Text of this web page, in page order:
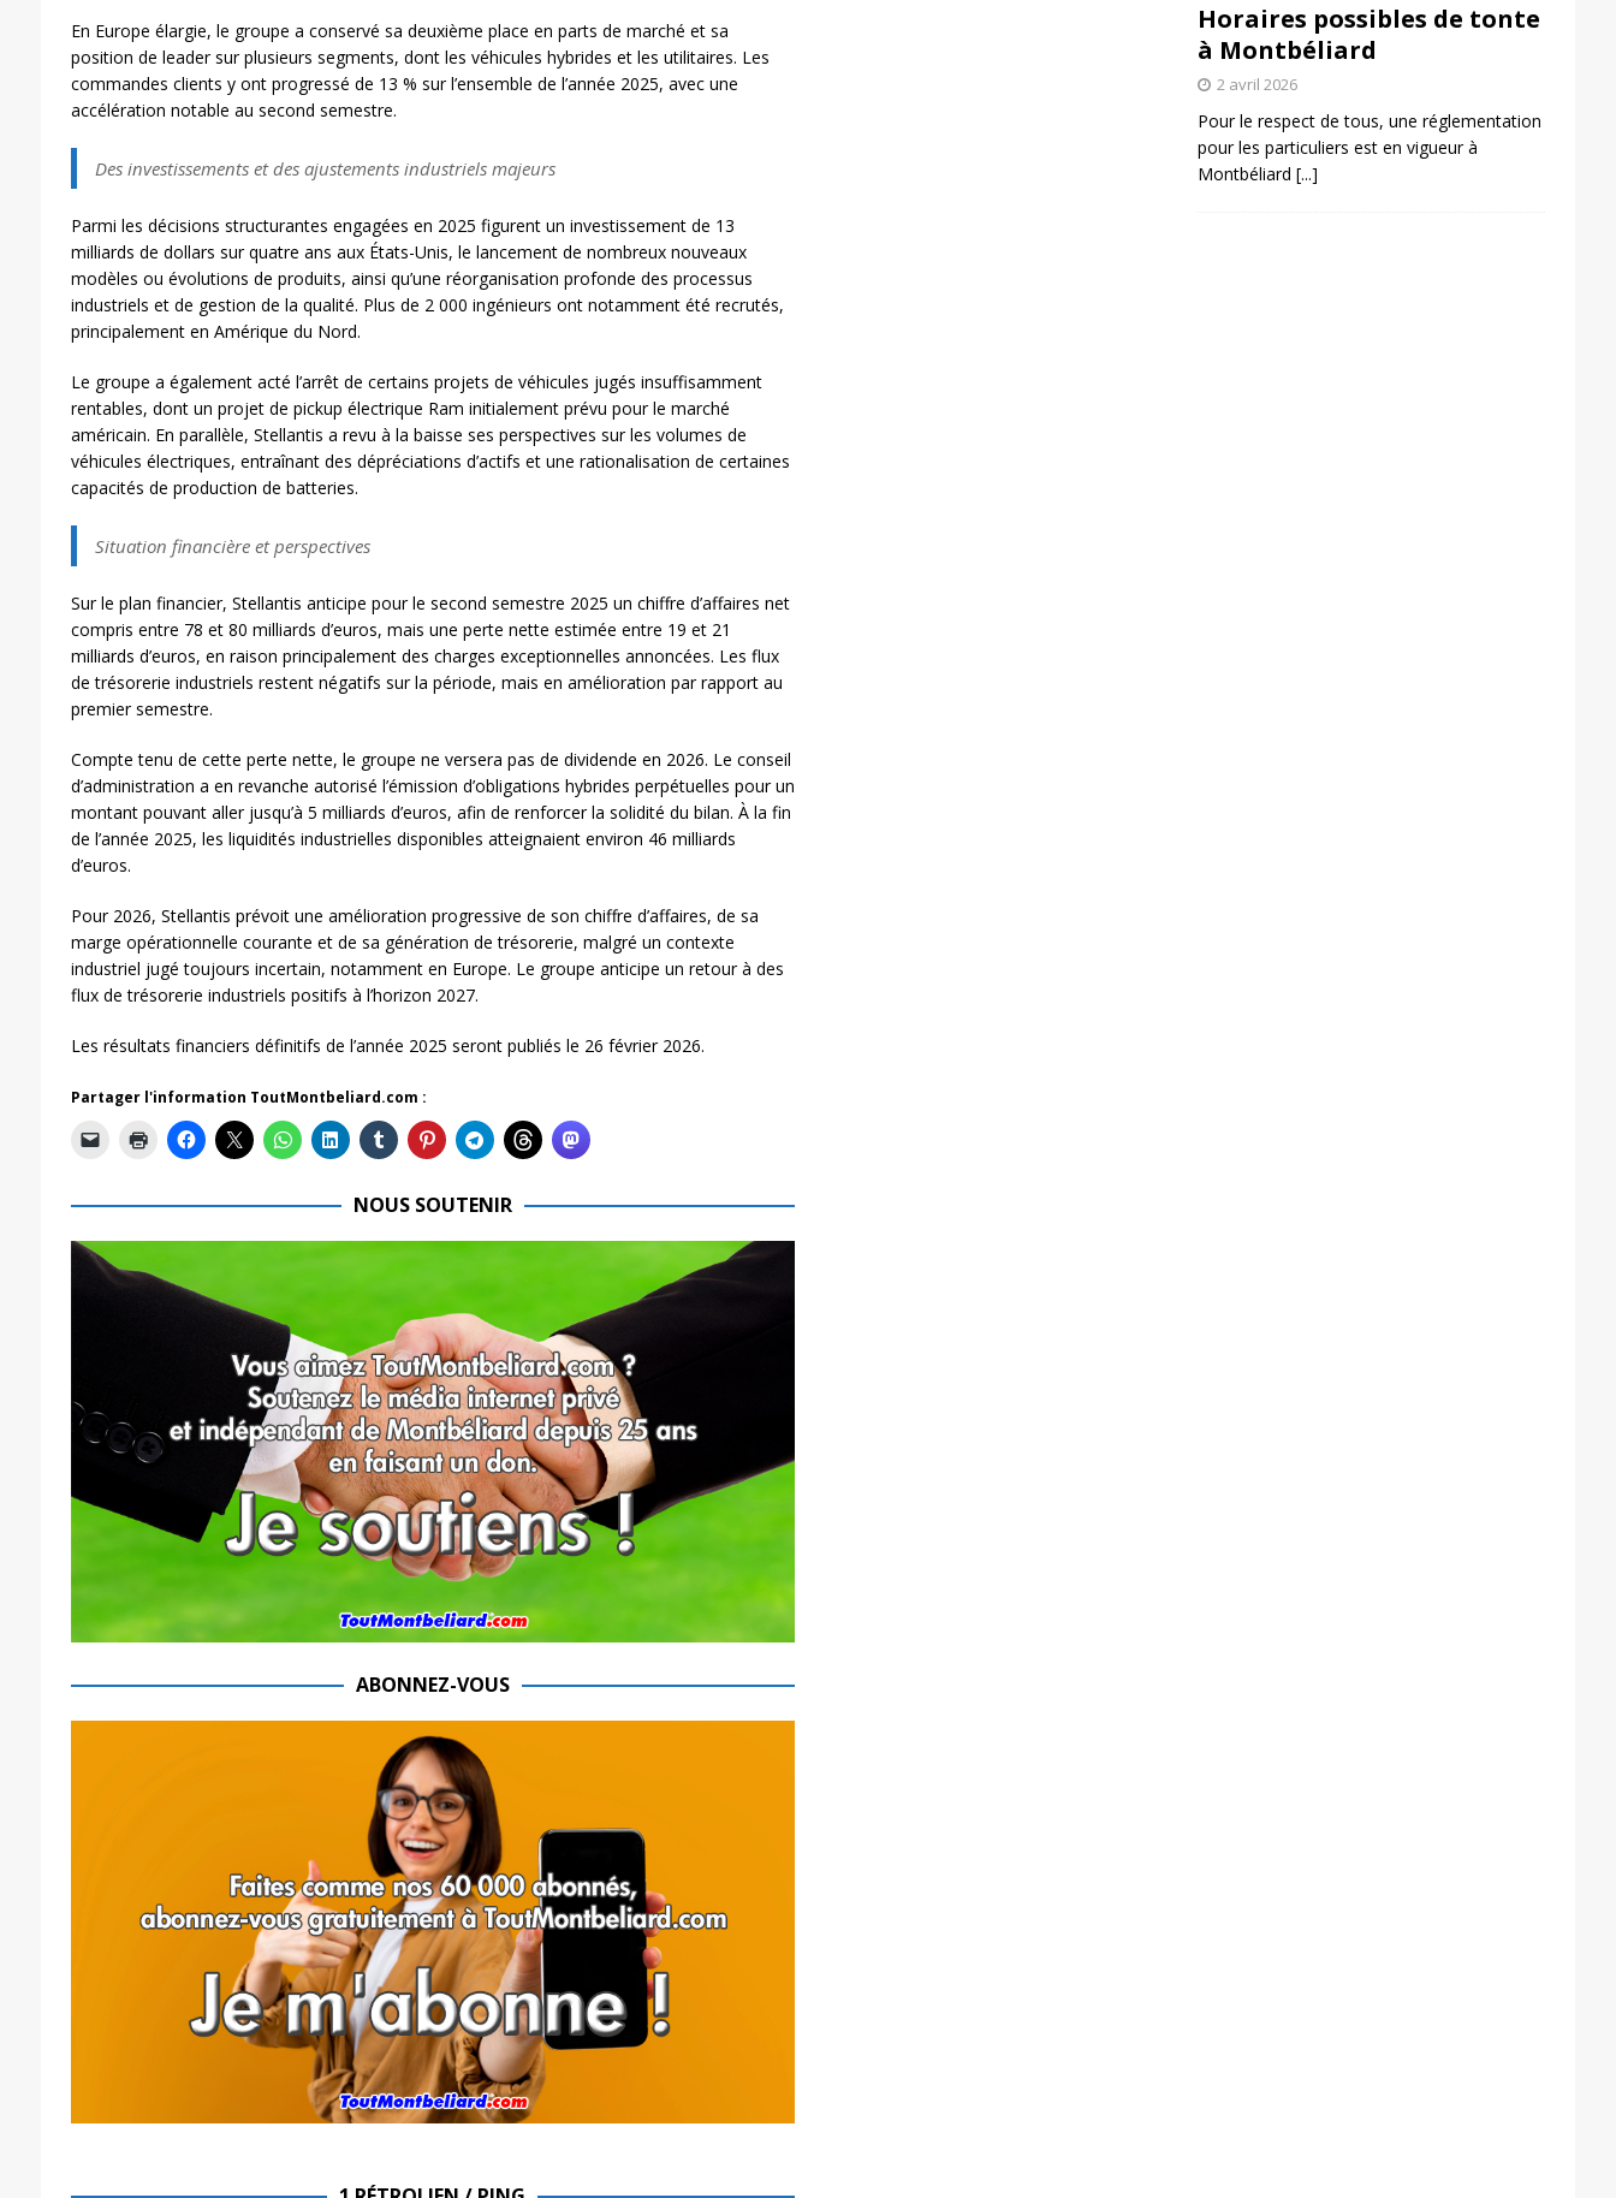
En Europe élargie, le groupe a conservé sa deuxième place en parts de marché et sa
position de leader sur plusieurs segments, dont les véhicules hybrides et les utilitaires. Les
commandes clients y ont progressé de 13 % sur l’ensemble de l’année 2025, avec une
accélération notable au second semestre.
Des investissements et des ajustements industriels majeurs
Parmi les décisions structurantes engagées en 2025 figurent un investissement de 13
milliards de dollars sur quatre ans aux États-Unis, le lancement de nombreux nouveaux
modèles ou évolutions de produits, ainsi qu’une réorganisation profonde des processus
industriels et de gestion de la qualité. Plus de 2 000 ingénieurs ont notamment été recrutés,
principalement en Amérique du Nord.
Le groupe a également acté l’arrêt de certains projets de véhicules jugés insuffisamment
rentables, dont un projet de pickup électrique Ram initialement prévu pour le marché
américain. En parallèle, Stellantis a revu à la baisse ses perspectives sur les volumes de
véhicules électriques, entraînant des dépréciations d’actifs et une rationalisation de certaines
capacités de production de batteries.
Situation financière et perspectives
Sur le plan financier, Stellantis anticipe pour le second semestre 2025 un chiffre d’affaires net
compris entre 78 et 80 milliards d’euros, mais une perte nette estimée entre 19 et 21
milliards d’euros, en raison principalement des charges exceptionnelles annoncées. Les flux
de trésorerie industriels restent négatifs sur la période, mais en amélioration par rapport au
premier semestre.
Compte tenu de cette perte nette, le groupe ne versera pas de dividende en 2026. Le conseil
d’administration a en revanche autorisé l’émission d’obligations hybrides perpétuelles pour un
montant pouvant aller jusqu’à 5 milliards d’euros, afin de renforcer la solidité du bilan. À la fin
de l’année 2025, les liquidités industrielles disponibles atteignaient environ 46 milliards
d’euros.
Pour 2026, Stellantis prévoit une amélioration progressive de son chiffre d’affaires, de sa
marge opérationnelle courante et de sa génération de trésorerie, malgré un contexte
industriel jugé toujours incertain, notamment en Europe. Le groupe anticipe un retour à des
flux de trésorerie industriels positifs à l’horizon 2027.
Les résultats financiers définitifs de l’année 2025 seront publiés le 26 février 2026.
Partager l'information ToutMontbeliard.com :
NOUS SOUTENIR
ABONNEZ-VOUS
Horaires possibles de tonte
à Montbéliard
2 avril 2026
Pour le respect de tous, une réglementation
pour les particuliers est en vigueur à
Montbéliard [...]